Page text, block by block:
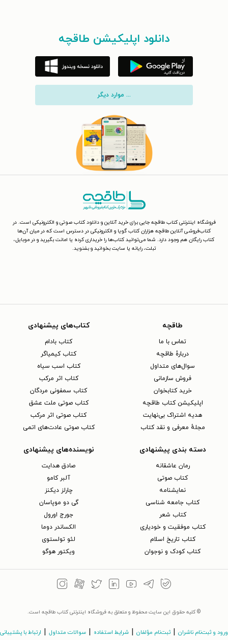
دانلود اپلیکیشن طاقچه
... موارد دیگر
فروشگاه اینترنتی کتاب طاقچه جایی برای خرید آنلاین و دانلود کتاب صوتی و الکترونیکی است. در
کتاب‌فروشی آنلاین طاقچه هزاران کتاب گویا و الکترونیکی در دسترس است که در میان آن‌ها
کتاب رایگان هم وجود دارد. شما می‌توانید کتاب‌ها را خریداری کرده یا امانت بگیرید و در موبایل،
تبلت، رایانه یا سایت بخوانید و بشنوید.
طاقچه
تماس با ما
دربارهٔ طاقچه
سوال‌های متداول
فروش سازمانی
خرید کتابخوان
اپلیکیشن کتاب طاقچه
هدیه اشتراک بی‌نهایت
مجلهٔ معرفی و نقد کتاب
کتاب‌های پیشنهادی
کتاب بادام
کتاب کیمیاگر
کتاب اسب سیاه
کتاب اثر مرکب
کتاب سمفونی مردگان
کتاب صوتی ملت عشق
کتاب صوتی اثر مرکب
کتاب صوتی عادت‌های اتمی
دسته بندی پیشنهادی
رمان عاشقانه
کتاب‌ صوتی
نمایشنامه
کتاب جامعه شناسی
کتاب شعر
کتاب موفقیت و خودیاری
کتاب تاریخ اسلام
کتاب کودک و نوجوان
نویسنده‌های پیشنهادی
صادق هدایت
آلبر کامو
چارلز دیکنز
گی دو موپاسان
جورج اورول
الکساندر دوما
لئو تولستوی
ویکتور هوگو
© کلیه حقوق این سایت محفوظ و متعلق به فروشگاه اینترنتی کتاب طاقچه است.
ورود و ثبت‌نام ناشران ثبت‌نام مؤلفان شرایط استفاده سوالات متداول ارتباط با پشتیبانی